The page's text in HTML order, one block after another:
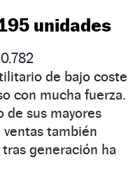
unidades
de bajo coste
con mucha fuerza.
de sus mayores
también
generación ha